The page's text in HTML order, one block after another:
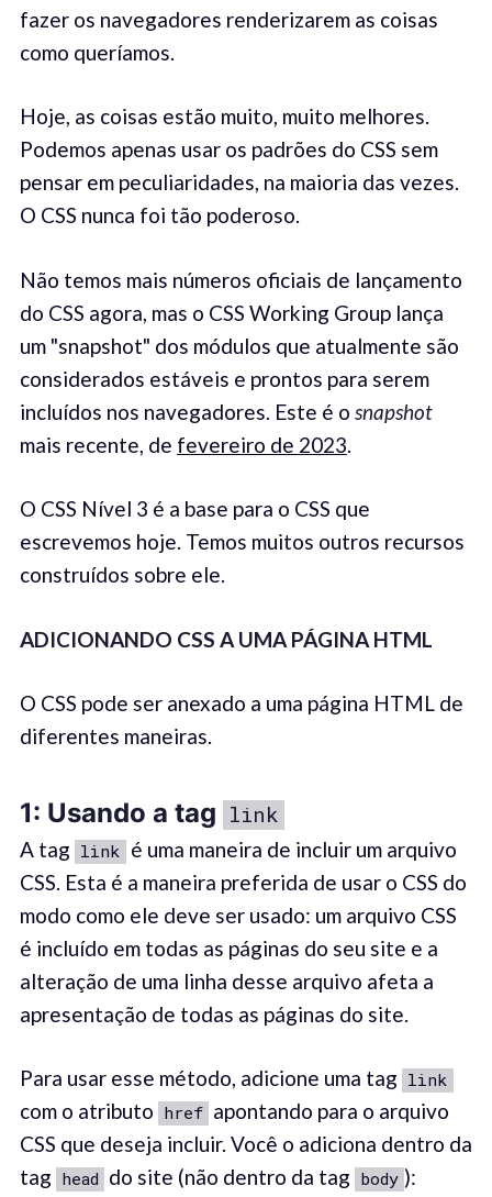
fazer os navegadores renderizarem as coisas
como queríamos.
Hoje, as coisas estão muito, muito melhores.
Podemos apenas usar os padrões do CSS sem
pensar em peculiaridades, na maioria das vezes.
O CSS nunca foi tão poderoso.
Não temos mais números oficiais de lançamento
do CSS agora, mas o CSS Working Group lança
um "snapshot" dos módulos que atualmente são
considerados estáveis ​​e prontos para serem
incluídos nos navegadores. Este é o snapshot
mais recente, de fevereiro de 2023.
O CSS Nível 3 é a base para o CSS que
escrevemos hoje. Temos muitos outros recursos
construídos sobre ele.
ADICIONANDO CSS A UMA PÁGINA HTML
O CSS pode ser anexado a uma página HTML de
diferentes maneiras.
1: Usando a tag link
A tag link é uma maneira de incluir um arquivo
CSS. Esta é a maneira preferida de usar o CSS do
modo como ele deve ser usado: um arquivo CSS
é incluído em todas as páginas do seu site e a
alteração de uma linha desse arquivo afeta a
apresentação de todas as páginas do site.
Para usar esse método, adicione uma tag link
com o atributo href apontando para o arquivo
CSS que deseja incluir. Você o adiciona dentro da
tag head do site (não dentro da tag body ):